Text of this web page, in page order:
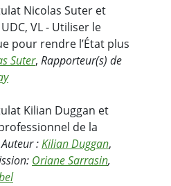
Nicolas Suter et
VL - Utiliser le
pour rendre l’État plus
Suter, Rapporteur(s) de
Kilian Duggan et
de la
Auteur :Kilian Duggan,
Oriane Sarrasin,